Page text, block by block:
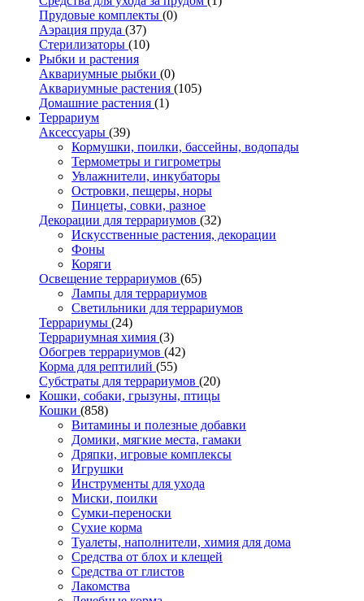
Прудовые комплекты (0)
Аэрация пруда (37)
Стерилизаторы (10)
Рыбки и растения
Аквариумные рыбки (0)
Аквариумные растения (105)
Домашние растения (1)
Террариум
Аксессуары (39)
Кормушки, поилки, бассейны, водопады
Термометры и гигрометры
Увлажнители, инкубаторы
Островки, пещеры, норы
Пинцеты, совки, разное
Декорации для террариумов (32)
Искусственные растения, декорации
Фоны
Коряги
Освещение террариумов (65)
Лампы для террариумов
Светильники для террариумов
Террариумы (24)
Террариумная химия (3)
Обогрев террариумов (42)
Корма для рептилий (55)
Субстраты для террариумов (20)
Кошки, собаки, грызуны, птицы
Кошки (858)
Витамины и полезные добавки
Домики, мягкие места, гамаки
Дряпки, игровые комплексы
Игрушки
Инструменты для ухода
Миски, поилки
Сумки-переноски
Сухие корма
Туалеты, наполнители, химия для дома
Средства от блох и клещей
Средства от глистов
Лакомства